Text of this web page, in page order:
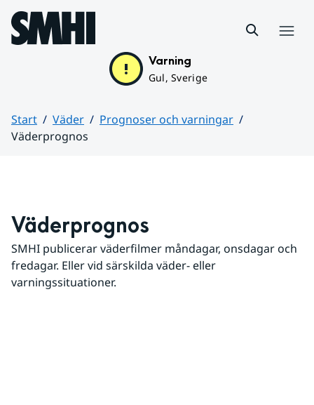
Hoppa till sidans innehåll
Varning
Gul, Sverige
Start Väder
Prognoser och varningar
Väderprognos
Väderprognos
SMHI publicerar väderfilmer måndagar, onsdagar och
fredagar. Eller vid särskilda väder- eller
varningssituationer.